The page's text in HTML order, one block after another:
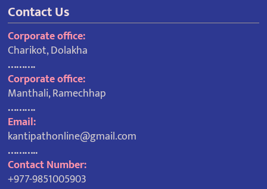
Contact Us
Corporate office:
Charikot, Dolakha
……….
Corporate office:
Manthali, Ramechhap
……….
Email:
kantipathonline@gmail.com
………..
Contact Number:
+977-9851005903